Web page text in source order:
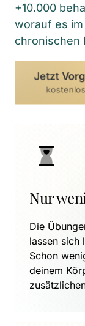
+10.000
worauf es
chronischen
Jetzt
Nur
Die
lassen sich
Schon
deinem